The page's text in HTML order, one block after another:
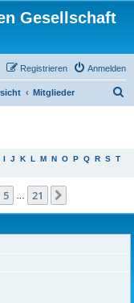
Gesellschaft
Anmelden
Registrieren
Mitglieder
I J K L M N O P Q R S T
5 21